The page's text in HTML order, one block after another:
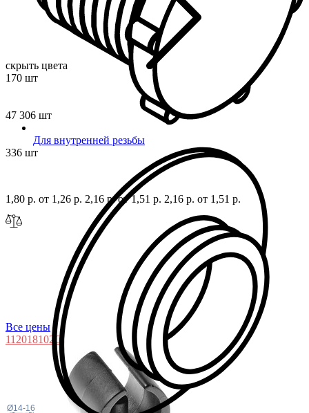
Для внутренней резьбы
скрыть цвета
170 шт
47 306 шт
336 шт
1,80 р. от 1,26 р. 2,16 р.от 1,51 р. 2,16 р. от 1,51 р.
Все цены
112018102G
Ø14-16